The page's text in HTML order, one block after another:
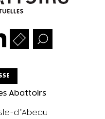
Abattoirs
d’Abeau